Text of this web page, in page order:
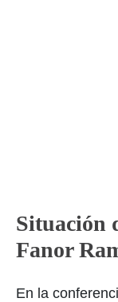
Situación
Fanor
En la